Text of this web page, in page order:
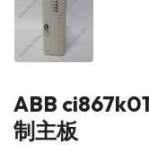
ABB
制主板